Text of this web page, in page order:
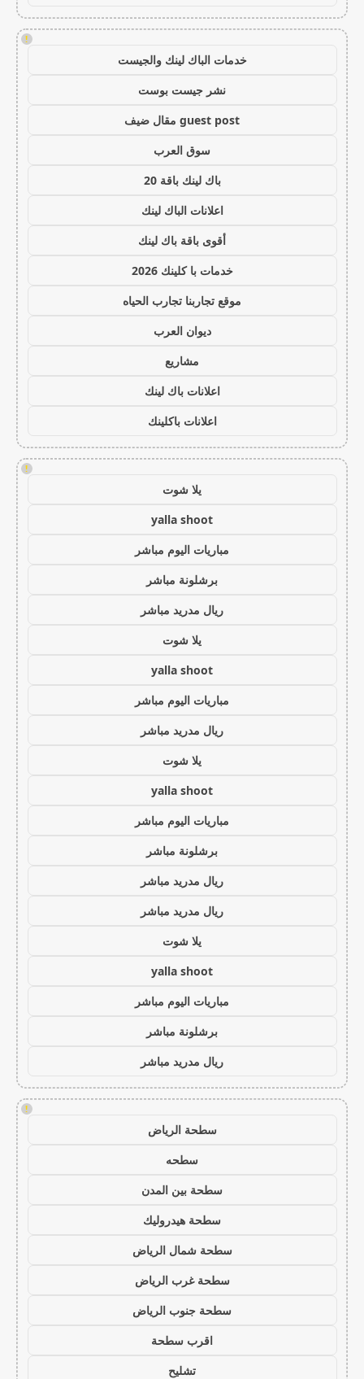
!
خدمات الباك لينك والجيست
نشر جيست بوست
guest post مقال ضيف
سوق العرب
باك لينك باقة 20
اعلانات الباك لينك
أقوى باقة باك لينك
خدمات با كلينك 2026
موقع تجاربنا تجارب الحياه
ديوان العرب
مشاريع
اعلانات باك لينك
اعلانات باكلينك
!
يلا شوت
yalla shoot
مباريات اليوم مباشر
برشلونة مباشر
ريال مدريد مباشر
يلا شوت
yalla shoot
مباريات اليوم مباشر
ريال مدريد مباشر
يلا شوت
yalla shoot
مباريات اليوم مباشر
برشلونة مباشر
ريال مدريد مباشر
ريال مدريد مباشر
يلا شوت
yalla shoot
مباريات اليوم مباشر
برشلونة مباشر
ريال مدريد مباشر
!
سطحة الرياض
سطحه
سطحة بين المدن
سطحة هيدروليك
سطحة شمال الرياض
سطحة غرب الرياض
سطحة جنوب الرياض
اقرب سطحة
تشليح